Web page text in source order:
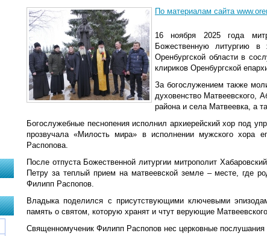
По материалам сайта
16 ноября 2025 года
Божественную литургию в
Оренбургской области в
клириков Оренбургской
За богослужением также
духовенство Матвеевского,
района и села Матвеевка, а
Богослужебные песнопения исполнил архиерейский хор под
прозвучала «Милость мира» в исполнении мужского хора
Распопова.
После отпуста Божественной литургии митрополит
Петру за теплый прием на матвеевской земле – месте, где
Филипп Распопов.
Владыка поделился с присутствующими ключевыми
память о святом, которую хранят и чтут верующие
Священномученик Филипп Распопов нес церковные